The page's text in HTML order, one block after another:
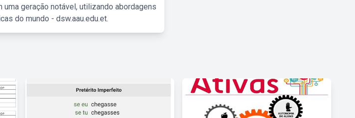
geração notável, utilizando abordagens
do mundo - dsw.aau.edu.et.